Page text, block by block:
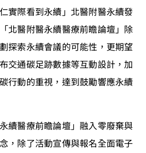
實際看到永續」北醫附醫永續發
北醫附醫永續醫療前瞻論壇」除
探索永續會議的可能性，更期望
交通碳足跡數據等互動設計，加
行動的重視，達到鼓勵響應永續
續醫療前瞻論壇」融入零廢棄與
，除了活動宣傳與報名全面電子